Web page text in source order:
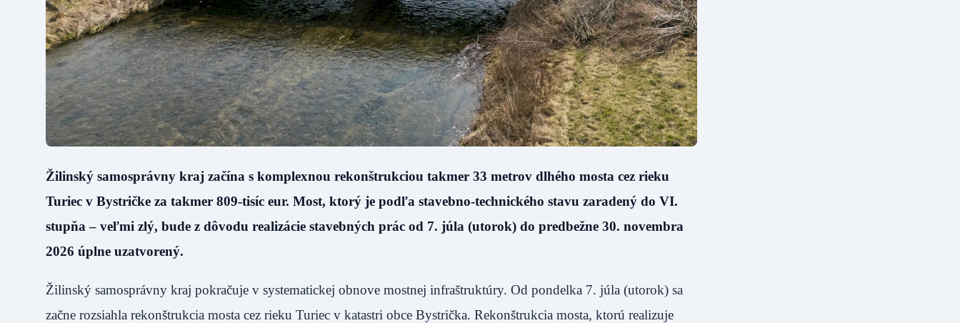
Žilinský samosprávny kraj začína s komplexnou rekonštrukciou takmer 33 metrov dlhého mosta cez rieku
Turiec v Bystričke za takmer 809-tisíc eur. Most, ktorý je podľa stavebno-technického stavu zaradený do VI.
stupňa – veľmi zlý, bude z dôvodu realizácie stavebných prác od 7. júla (utorok) do predbežne 30. novembra
2026 úplne uzatvorený.
Žilinský samosprávny kraj pokračuje v systematickej obnove mostnej infraštruktúry. Od pondelka 7. júla (utorok) sa
začne rozsiahla rekonštrukcia mosta cez rieku Turiec v katastri obce Bystrička. Rekonštrukcia mosta, ktorú realizuje